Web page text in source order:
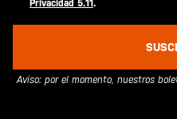
Privacidad 5.11.
Aviso: por el momento, nuestros